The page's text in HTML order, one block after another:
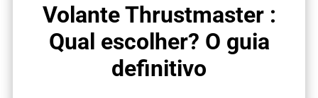
Volante Thrustmaster :
Qual escolher? O guia
definitivo